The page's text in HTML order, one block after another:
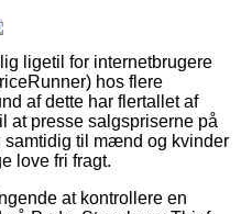
ligetil for internetbrugere
hos flere
af dette har flertallet af
at presse salgspriserne på
samtidig til mænd og kvinder
love fri fragt.
at kontrollere en